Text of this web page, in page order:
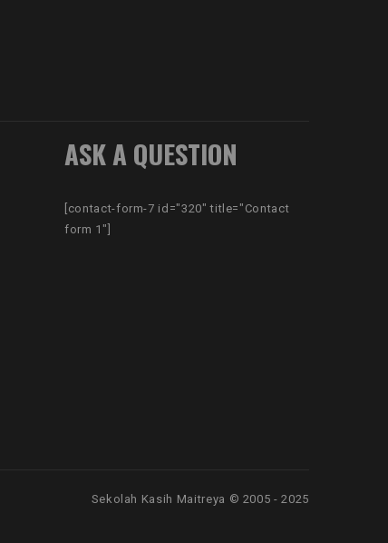
ASK A QUESTION
[contact-form-7 id="320" title="Contact
form 1"]
Sekolah Kasih Maitreya © 2005 - 2025